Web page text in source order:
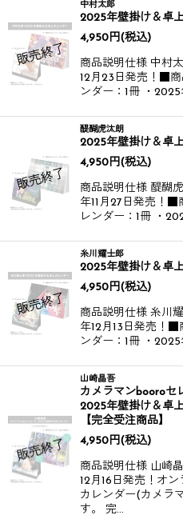
中村太郎
2025年壁掛け＆卓
4,950 円(税込)
商品説明仕様 中村
12月23日発売！​ ■
ンダー：1冊 ・
醍醐虎汰朗
2025年壁掛け＆卓
4,950 円(税込)
商品説明仕様 醍醐
年11月27日発売！​
レンダー：1冊 ・
糸川耀士郎
2025年壁掛け＆卓
4,950 円(税込)
商品説明仕様 糸川
年12月13日発売！​
ンダー：1冊 ・
山崎晶吾
カメラマンbooroセ
2025年壁掛け＆卓
【完全受注商品】
4,950 円(税込)
商品説明仕様 山崎
12月16日発売！​ オ
カレンダー(カメラ
す。 完…